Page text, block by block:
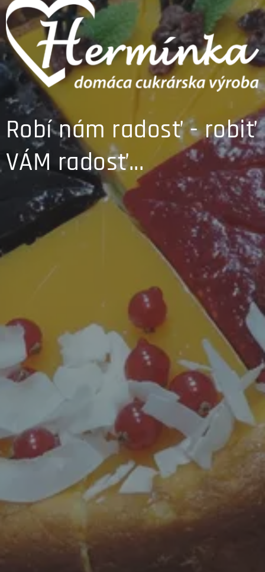
Robí nám radosť - robiť
VÁM radosť...